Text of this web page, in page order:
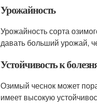
Урожайность
Урожайность сорта
давать больший урожай,
Устойчивость к
Озимый чеснок может
имеет высокую